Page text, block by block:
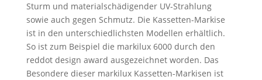
Sturm und materialschädigender UV-Strahlung
sowie auch gegen Schmutz. Die Kassetten-Markise
ist in den unterschiedlichsten Modellen erhältlich.
So ist zum Beispiel die markilux 6000 durch den
reddot design award ausgezeichnet worden. Das
Besondere dieser markilux Kassetten-Markisen ist